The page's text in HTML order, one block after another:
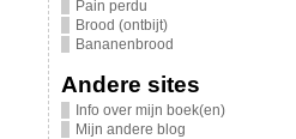
Pain perdu
Brood (ontbijt)
Bananenbrood
Andere sites
Info over mijn boek(en)
Mijn andere blog